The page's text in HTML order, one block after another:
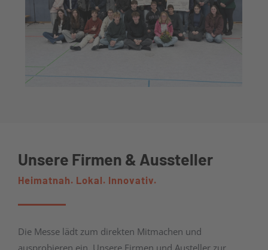
Unsere Firmen & Aussteller
Heimatnah. Lokal. Innovativ.
Die Messe lädt zum direkten Mitmachen und
ausprobieren ein. Unsere Firmen und Austeller zur